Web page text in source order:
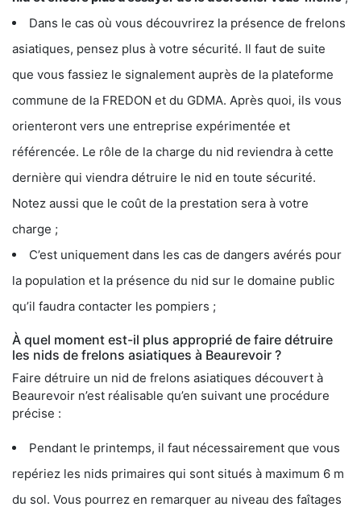
Dans le cas où vous découvrirez la présence de frelons
asiatiques, pensez plus à votre sécurité. Il faut de suite
que vous fassiez le signalement auprès de la plateforme
commune de la FREDON et du GDMA. Après quoi, ils vous
orienteront vers une entreprise expérimentée et
référencée. Le rôle de la charge du nid reviendra à cette
dernière qui viendra détruire le nid en toute sécurité.
Notez aussi que le coût de la prestation sera à votre
charge ;
C’est uniquement dans les cas de dangers avérés pour
la population et la présence du nid sur le domaine public
qu’il faudra contacter les pompiers ;
À quel moment est-il plus approprié de faire détruire
les nids de frelons asiatiques à Beaurevoir ?
Faire détruire un nid de frelons asiatiques découvert à
Beaurevoir n’est réalisable qu’en suivant une procédure
précise :
Pendant le printemps, il faut nécessairement que vous
repériez les nids primaires qui sont situés à maximum 6 m
du sol. Vous pourrez en remarquer au niveau des faîtages